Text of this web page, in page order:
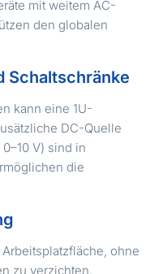
mit weitem AC-
den globalen
Schaltschränke
kann eine 1U-
DC-Quelle
V) sind in
die
ohne
zu verzichten.